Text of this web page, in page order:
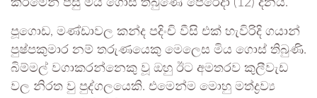
කිරීමෙන් පසු මිය ‌ගොස් තිබුණේ පෙරේදා (12) දිනය.
පූගොඩ, මණ්ඩාවල කන්ද පදිංචි වීසි එක් හැවිරිදි ගයාන්
පුෂ්පකුමාර නම් තරුණයෙකු මෙලෙස මිය ගොස් තිබුණි.
බිම්මල් වගාකරන්නෙකු වූ ඔහු ඊට අමතරව කුලීවැඩ
වල නිරත වු පුද්ගලයෙකි. එමෙන්ම මොහු මත්ද්‍රව්‍ය